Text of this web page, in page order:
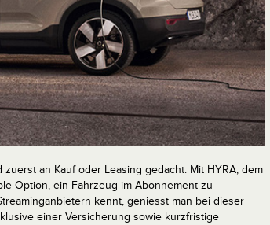
an Kauf oder Leasing gedacht. Mit HYRA, dem
Option, ein Fahrzeug im Abonnement zu
kennt, geniesst man bei dieser
einer Versicherung sowie kurzfristige